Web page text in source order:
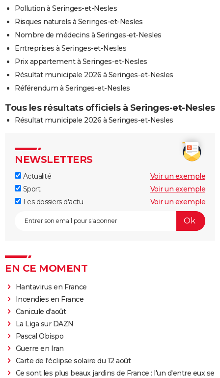
Pollution à Seringes-et-Nesles
Risques naturels à Seringes-et-Nesles
Nombre de médecins à Seringes-et-Nesles
Entreprises à Seringes-et-Nesles
Prix appartement à Seringes-et-Nesles
Résultat municipale 2026 à Seringes-et-Nesles
Référendum à Seringes-et-Nesles
Tous les résultats officiels à Seringes-et-Nesles
Résultat municipale 2026 à Seringes-et-Nesles
NEWSLETTERS
Actualité
Voir un exemple
Sport
Voir un exemple
Les dossiers d'actu
Voir un exemple
EN CE MOMENT
Hantavirus en France
Incendies en France
Canicule d'août
La Liga sur DAZN
Pascal Obispo
Guerre en Iran
Carte de l'éclipse solaire du 12 août
Ce sont les plus beaux jardins de France : l'un d'entre eux se